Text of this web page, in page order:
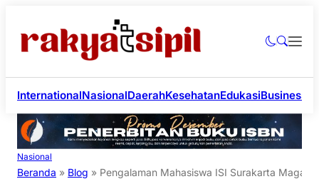
InternationalNasionalDaerahKesehatanEdukasiBusiness
Nasional
Beranda » Blog » Pengalaman Mahasiswa ISI Surakarta